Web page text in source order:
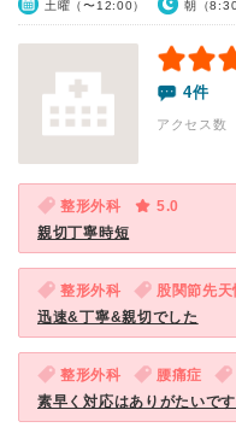
土曜（〜12:00） 朝（8:30
4件
アクセス数
整形外科
5.0
親切丁寧時短
整形外科 股関節先
迅速&丁寧&親切でした
整形外科 腰痛症
素早く対応はありがたいです